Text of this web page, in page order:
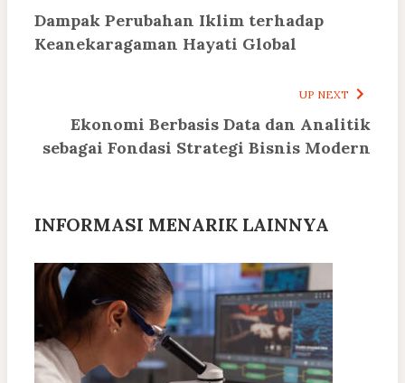
Dampak Perubahan Iklim terhadap
Keanekaragaman Hayati Global
UP NEXT
Ekonomi Berbasis Data dan Analitik
sebagai Fondasi Strategi Bisnis Modern
INFORMASI MENARIK LAINNYA